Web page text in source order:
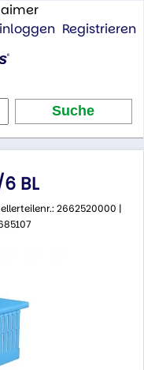
Registrieren
BL
2662520000 |